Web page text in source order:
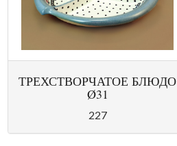
ТРЕХСТВОРЧАТОЕ БЛЮДО
Ø31
227